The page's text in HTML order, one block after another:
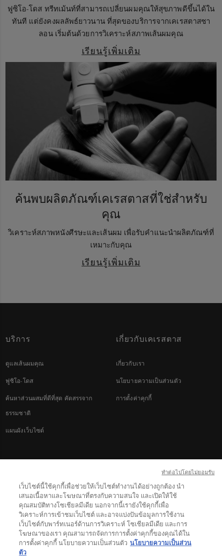
ฟูซิโอ-โดส ทรีทเม้นท์ที่สามารถเปลี่ยนผมคุณให้สุขภาพดีขึ้นได้ใน
ทันที แต่ยังคงผลลัพธ์ยาวนาน ที่สุดของบริการจากเคเรสตาสซา
ลอน เริ่มต้นด้วยการวิเคราะห์สภาพเส้นผมคุณ
เรียนรู้เพิ่มเติม
ค้นพบผลิตภัณฑ์เคเรสตาสที่ใช่สำหรับ
คุณ
วิเคราะห์สภาพหนังศีรษะและเส้นผม เพื่อรับคำแนะนำผลิตภัณฑ์ที่
เหมาะกับคุณ
เรียนรู้เพิ่มเติม
บริการ
ดูแลเส้นผมคุณ
ฟูซิโอ-โดส
ค้นหาส่วนผสมที่ดีที่สุด คัดสรรจาก
ธรรมชาติ
แผนผังเว็บไซต์
เกี่ยวกับเคเรสตาส
เกี่ยวกับเรา
นโยบายความเป็นส่วนตัว
การตั้งค่าคุกกี้
© 2022 Kérastase. All rights reserved
เว็บไซต์นี้ใช้คุกกี้เพื่อช่วยให้เว็บไซต์ทำงานได้อย่างถูกต้อง นำ
เสนอเนื้อหาและโฆษณาที่ตรงกับความสนใจ และเปิดให้ใช้
คุณสมบัติทางโซเชียลมีเดีย นอกจากนี้เรายังใช้คุกกี้เพื่อ
วิเคราะห์การเข้าชมเว็บไซต์ และอาจแบ่งปันข้อมูลการใช้งาน
เว็บไซต์กับพาร์ทเนอร์ด้านการวิเคราะห์ โซเชียลมีเดีย และการ
โฆษณาของเรา คุณสามารถจัดการการตั้งค่าคุกกี้ของคุณได้ใน
การตั้งค่าคุกกี้ นโยบายความเป็นส่วนตัว นโยบายความเป็นส่วน
ตัว
ทําต่อไปโดยไม่ยอมรับ